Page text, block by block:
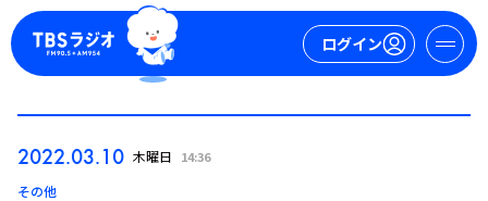
ログイン
2022.03.10 木曜日 14:36
その他